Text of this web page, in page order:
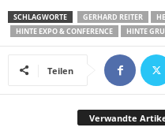
SCHLAGWORTE GERHARD REITER
HINTE EXPO & CONFERENCE
HINTE
Teilen
Verwandte